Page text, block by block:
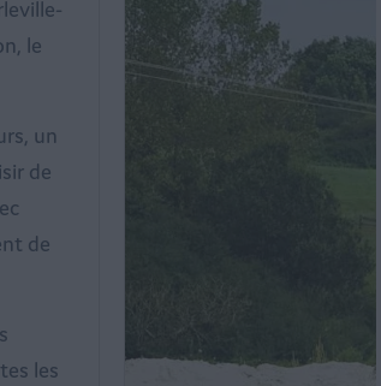
le
un
de
de
les